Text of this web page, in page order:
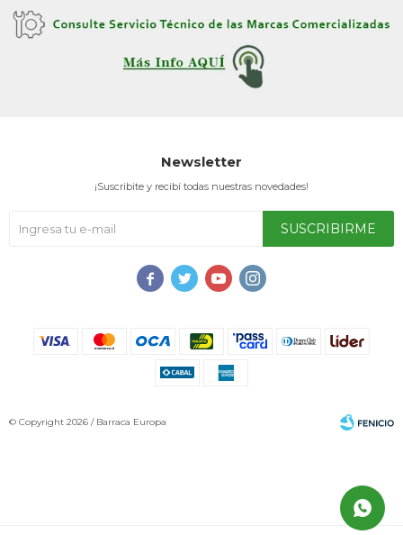
Newsletter
¡Suscribite y recibí todas nuestras novedades!
SUSCRIBIRME
   
© Copyright 2026 / Barraca Europa